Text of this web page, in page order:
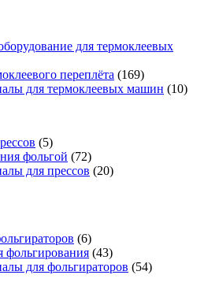
для термоклеевых
переплёта (169)
для термоклеевых машин (10)
(5)
фольгой (72)
для прессов (20)
(6)
фольгирования (43)
для фольгираторов (54)